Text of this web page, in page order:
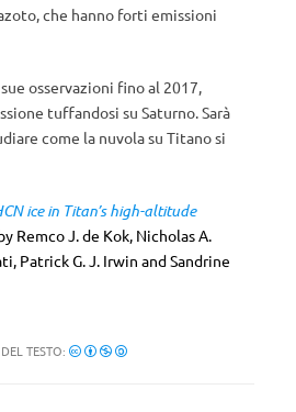
che hanno forti emissioni
osservazioni fino al 2017,
tuffandosi su Saturno. Sarà
come la nuvola su Titano si
ice in Titan’s high-altitude
Remco J. de Kok, Nicholas A.
Patrick G. J. Irwin and Sandrine
TESTO: